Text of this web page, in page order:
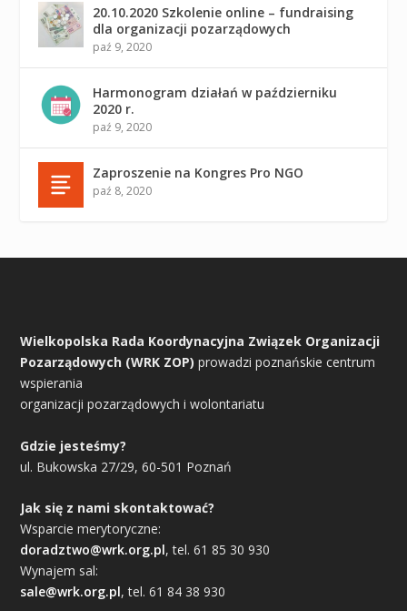
20.10.2020 Szkolenie online – fundraising
dla organizacji pozarządowych
paź 9, 2020
Harmonogram działań w październiku
2020 r.
paź 9, 2020
Zaproszenie na Kongres Pro NGO
paź 8, 2020
Wielkopolska Rada Koordynacyjna Związek Organizacji
Pozarządowych (WRK ZOP) prowadzi poznańskie centrum
wspierania
organizacji pozarządowych i wolontariatu
Gdzie jesteśmy?
ul. Bukowska 27/29, 60-501 Poznań
Jak się z nami skontaktować?
Wsparcie merytoryczne:
doradztwo@wrk.org.pl, tel. 61 85 30 930
Wynajem sal:
sale@wrk.org.pl, tel. 61 84 38 930